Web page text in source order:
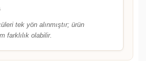
tek yön alınmıştır; ürün
farklılık olabilir.